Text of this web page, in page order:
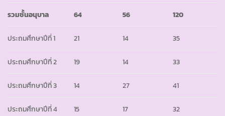
รวมชั้นอนุบาล 64 56 120
ประถมศึกษาปีที่ 1 21 14 35
ประถมศึกษาปีที่ 2 19 14 33
ประถมศึกษาปีที่ 3 14 27 41
ประถมศึกษาปีที่ 4 15 17 32